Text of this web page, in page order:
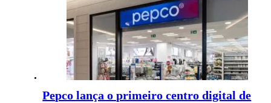
Pepco lança o primeiro centro digital de